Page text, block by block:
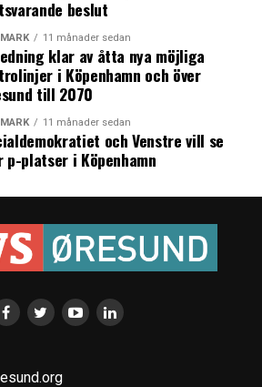
beslut
11 månader sedan
klar av åtta nya möjliga
i Köpenhamn och över
till 2070
11 månader sedan
och Venstre vill se
p-platser i Köpenhamn